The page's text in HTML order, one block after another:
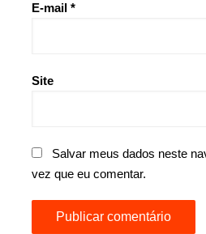
E-mail *
Site
Salvar meus dados neste
vez que eu comentar.